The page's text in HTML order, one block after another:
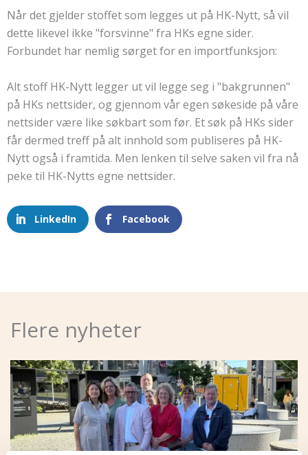
Når det gjelder stoffet som legges ut på HK-Nytt, så vil
dette likevel ikke "forsvinne" fra HKs egne sider.
Forbundet har nemlig sørget for en importfunksjon:
Alt stoff HK-Nytt legger ut vil legge seg i "bakgrunnen"
på HKs nettsider, og gjennom vår egen søkeside på våre
nettsider være like søkbart som før. Et søk på HKs sider
får dermed treff på alt innhold som publiseres på HK-
Nytt også i framtida. Men lenken til selve saken vil fra nå
peke til HK-Nytts egne nettsider.
LinkedIn Facebook
Flere nyheter